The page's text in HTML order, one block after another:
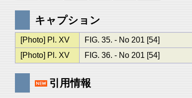
キャプション
[Photo] Pl. XV
FIG. 35. - No 201 [54]
[Photo] Pl. XV
FIG. 36. - No 201 [54]
引用情報